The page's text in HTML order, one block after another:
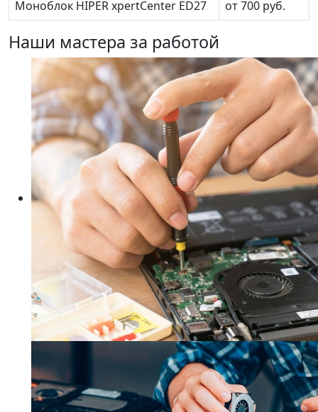
Моноблок HIPER xpertCenter ED27 от 700 руб.
Наши мастера за работой